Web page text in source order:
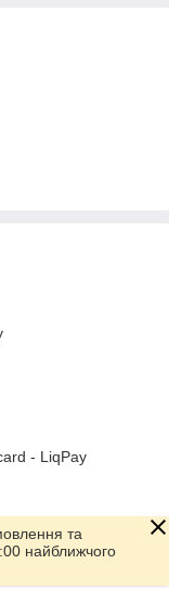
- LiqPay
та
найближчого